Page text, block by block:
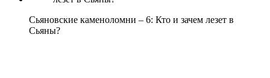
Сьяновские каменоломни – 6: Кто и зачем лезет в
Сьяны?